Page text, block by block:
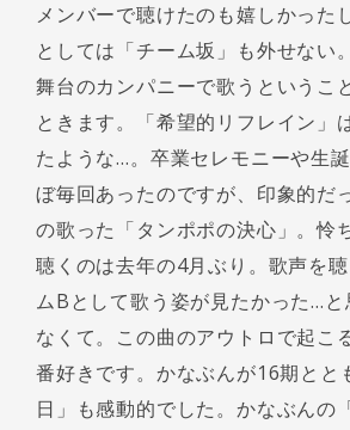
メンバーで聴けたのも嬉しかった
としては「チーム坂」も外せない
舞台のカンパニーで歌うというこ
ときます。「希望的リフレイン」
たような…。卒業セレモニーや生
ぼ毎回あったのですが、印象的だ
の歌った「タンポポの決心」。怜
聴くのは去年の4月ぶり。歌声を
ムBとして歌う姿が見たかった…
なくて。この曲のアウトロで起こ
番好きです。かなぶんが16期とと
日」も感動的でした。かなぶんの